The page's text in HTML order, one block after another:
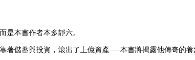
是本書作者本多靜六。
著儲蓄與投資，滾出了上億資產──本書將揭露他傳奇的養